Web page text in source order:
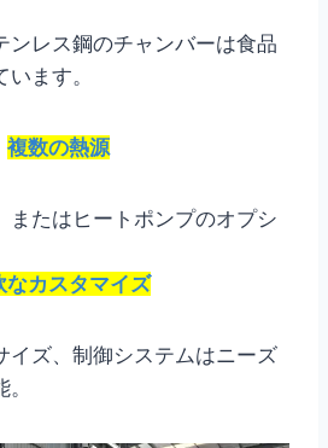
ンレス鋼のチャンバーは食品
ます。
複数の熱源
またはヒートポンプのオプシ
なカスタマイズ
イズ、制御システムはニーズ